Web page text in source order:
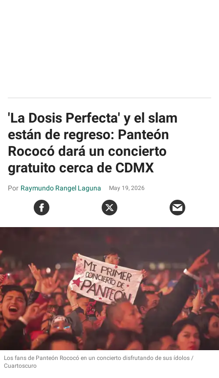
'La Dosis Perfecta' y el slam
están de regreso: Panteón
Rococó dará un concierto
gratuito cerca de CDMX
Raymundo Rangel Laguna May 19, 2026
Los fans de Panteón Rococó en un concierto disfrutando de sus ídolos
Cuartoscuro